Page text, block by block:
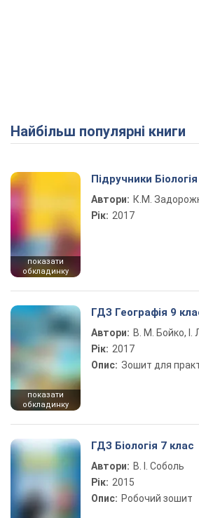
Найбільш популярні книги
показати
обкладинку
Підручники
Автори: К.М.
Рік: 2017
показати
обкладинку
ГДЗ Географія 9
Автори: В. М. Бойко, І.
Рік: 2017
Опис: Зошит для
ГДЗ Біологія 7 клас
Автори: В. І. Соболь
Рік: 2015
Опис: Робочий зошит